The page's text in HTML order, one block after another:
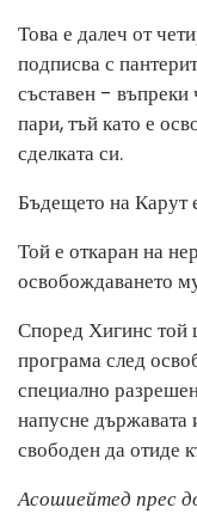
Това е далеч от
подписва с
съставен - въпреки
пари, тъй като е
сделката си.
Бъдещето на Карут
Той е откаран на
освобождаването
Според Хигинс той
програма след
специално
напусне държавата
свободен да отиде
Асошиейтед прес